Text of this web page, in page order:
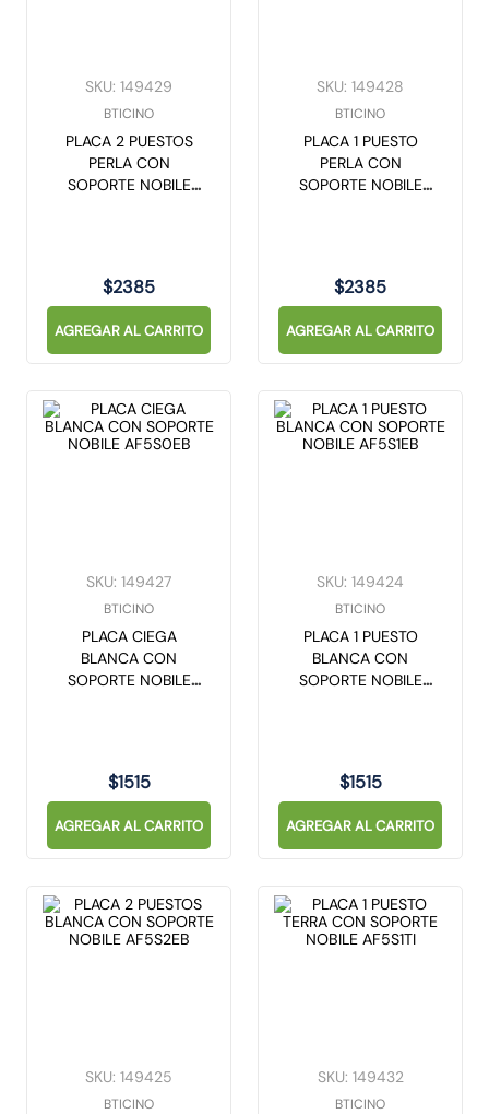
SKU: 149429
BTICINO
PLACA 2 PUESTOS
PERLA CON
SOPORTE NOBILE
$2385
AGREGAR AL CARRITO
SKU: 149428
BTICINO
PLACA 1 PUESTO
PERLA CON
SOPORTE NOBILE
$2385
AGREGAR AL CARRITO
SKU: 149427
BTICINO
PLACA CIEGA
BLANCA CON
SOPORTE NOBILE
$1515
AGREGAR AL CARRITO
SKU: 149424
BTICINO
PLACA 1 PUESTO
BLANCA CON
SOPORTE NOBILE
$1515
AGREGAR AL CARRITO
SKU: 149425
BTICINO
SKU: 149432
BTICINO